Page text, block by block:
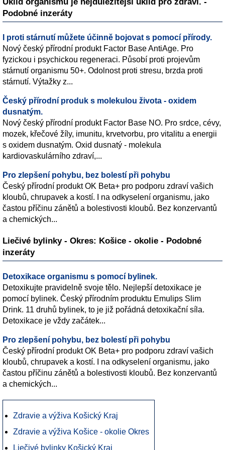
Podobné inzeráty
I proti stárnutí můžete účinně bojovat s pomocí přírody.
Nový český přírodní produkt Factor Base AntiAge. Pro
fyzickou i psychickou regeneraci. Působí proti projevům
stárnutí organismu 50+. Odolnost proti stresu, brzda proti
stárnutí. Výtažky z...
Český přírodní produk s molekulou života - oxidem
dusnatým.
Nový český přírodní produkt Factor Base NO. Pro srdce, cévy,
mozek, křečové žíly, imunitu, krvetvorbu, pro vitalitu a energii
s oxidem dusnatým. Oxid dusnatý - molekula
kardiovaskulárního zdraví,...
Pro zlepšení pohybu, bez bolestí při pohybu
Český přírodní produkt OK Beta+ pro podporu zdraví vašich
kloubů, chrupavek a kostí. I na odkyselení organismu, jako
častou příčinu zánětů a bolestivosti kloubů. Bez konzervantů
a chemických...
Liečivé bylinky - Okres: Košice - okolie - Podobné
inzeráty
Detoxikace organismu s pomocí bylinek.
Detoxikujte pravidelně svoje tělo. Nejlepší detoxikace je
pomocí bylinek. Český přírodním produktu Emulips Slim
Drink. 11 druhů bylinek, to je již pořádná detoxikační síla.
Detoxikace je vždy začátek...
Pro zlepšení pohybu, bez bolestí při pohybu
Český přírodní produkt OK Beta+ pro podporu zdraví vašich
kloubů, chrupavek a kostí. I na odkyselení organismu, jako
častou příčinu zánětů a bolestivosti kloubů. Bez konzervantů
a chemických...
Zdravie a výživa Košický Kraj
Zdravie a výživa Košice - okolie Okres
Liečivé bylinky Košický Kraj